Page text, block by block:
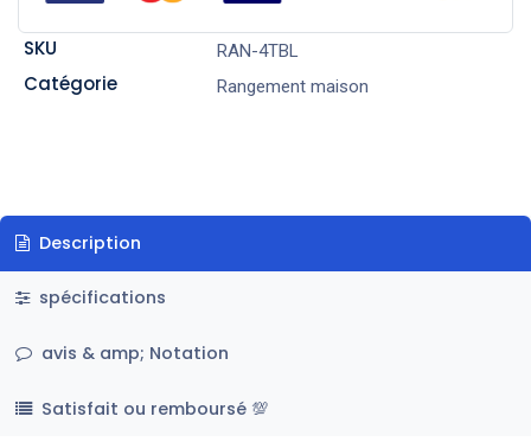
SKU RAN-4TBL
Catégorie Rangement maison
Description
spécifications
avis & amp; Notation
Satisfait ou remboursé 💯